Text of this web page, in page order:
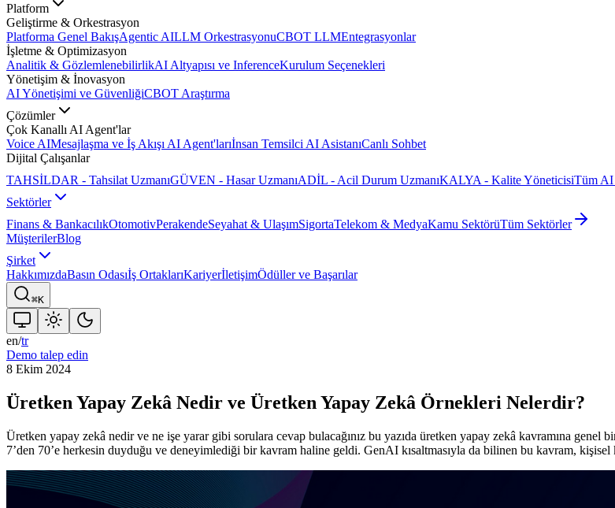
Platform
Geliştirme & Orkestrasyon
Platforma Genel BakışAgentic AILLM OrkestrasyonuCBOT LLMEntegrasyonlar
İşletme & Optimizasyon
Analitik & GözlemlenebilirlikAI Altyapısı ve InferenceKurulum Seçenekleri
Yönetişim & İnovasyon
AI Yönetişimi ve GüvenliğiCBOT Araştırma
Çözümler
Çok Kanallı AI Agent'lar
Voice AIMesajlaşma ve İş Akışı AI Agent'larıİnsan Temsilci AI AsistanıCanlı Sohbet
Dijital Çalışanlar
TAHSİLDAR - Tahsilat UzmanıGÜVEN - Hasar UzmanıADİL - Acil Durum UzmanıKALYA - Kalite YöneticisiTüm AI
Sektörler
Finans & BankacılıkOtomotivPerakendeSeyahat & UlaşımSigortaTelekom & MedyaKamu SektörüTüm Sektörler
MüşterilerBlog
Şirket
HakkımızdaBasın Odasıİş OrtaklarıKariyerİletişimÖdüller ve Başarılar
⌘K
en/tr
Demo talep edin
8 Ekim 2024
Üretken Yapay Zekâ Nedir ve Üretken Yapay Zekâ Örnekleri Nelerdir?
Üretken yapay zekâ nedir ve ne işe yarar gibi sorulara cevap bulacağınız bu yazıda üretken yapay zekâ kavramına
7’den 70’e herkesin duyduğu ve deneyimlediği bir kavram haline geldi. GenAI kısaltmasıyla da bilinen bu kavram, kişisel